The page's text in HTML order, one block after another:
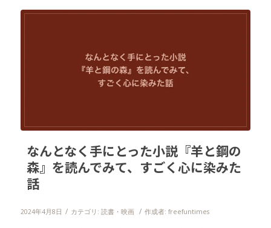
なんとなく手にとった小説『羊と鋼の
森』を読んでみて、すごく心に染みた
話
2024年4月8日 / カテゴリ: 読書・映画 / 作成者: freefuntimes